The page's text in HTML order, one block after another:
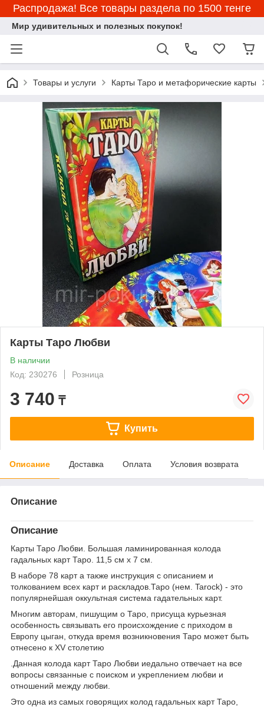
Распродажа! Все товары раздела по 1500 тенге
Мир удивительных и полезных покупок!
Товары и услуги Карты Таро и метафорические карты
Карты Таро Любви
В наличии
Код: 230276
Розница
3 740 ₸
Купить
Описание Доставка Оплата Условия возврата
Описание
Описание
Карты Таро Любви. Большая ламинированная колода
гадальных карт Таро. 11,5 см х 7 см.
В наборе 78 карт а также инструкция с описанием и
толкованием всех карт и раскладов.Таро (нем. Tarock) - это
популярнейшая оккультная система гадательных карт.
Многим авторам, пишущим о Таро, присуща курьезная
особенность связывать его происхождение с приходом в
Европу цыган, откуда время возникновения Таро может быть
отнесено к XV столетию
.Данная колода карт Таро Любви иедально отвечает на все
вопросы связанные с поиском и укреплением любви и
отношений между любви.
Это одна из самых говорящих колод гадальных карт Таро,